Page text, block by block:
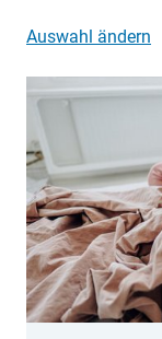
Auswahl ändern